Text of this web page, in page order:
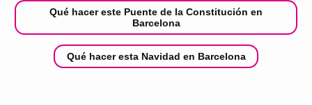
Qué hacer este Puente de la Constitución en
Barcelona
Qué hacer esta Navidad en Barcelona